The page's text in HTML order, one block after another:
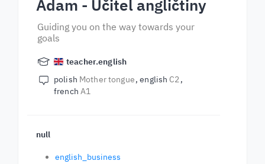
Adam - Učitel angličtiny
Guiding you on the way towards your
goals
teacher.english
polish Mother tongue english C2
french A1
null
english_business